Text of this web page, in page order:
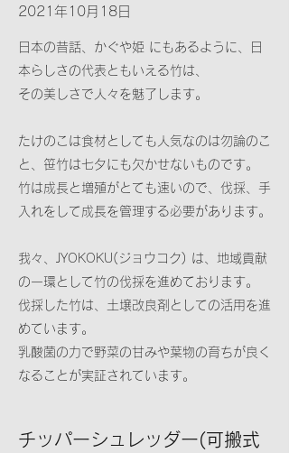
2021年10月18日
日本の昔話、かぐや姫 にもあるように、日
本らしさの代表ともいえる竹は、
その美しさで人々を魅了します。
たけのこは食材としても人気なのは勿論のこ
と、笹竹は七夕にも欠かせないものです。
竹は成長と増殖がとても速いので、伐採、手
入れをして成長を管理する必要があります。
我々、JYOKOKU(ジョウコク) は、地域貢献
の一環として竹の伐採を進めております。
伐採した竹は、土壌改良剤としての活用を進
めています。
乳酸菌の力で野菜の甘みや葉物の育ちが良く
なることが実証されています。
チッパーシュレッダー(可搬式